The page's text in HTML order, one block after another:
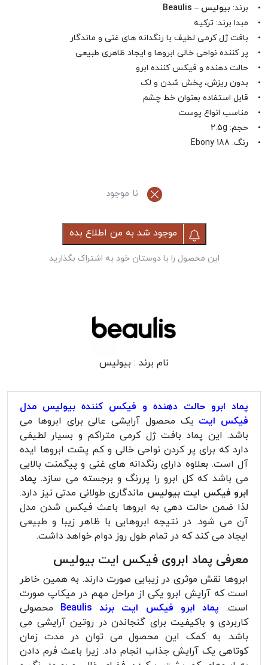
• برند: بیولیس – Beaulis
• مبدا برند: ترکیه
• بافت ژل کرمی لطیف با رنگدانه های غنی و ماندگار
• پر کننده نواحی خالی ابروها و ایجاد ظاهری طبیعی
• حالت دهنده و فیکس کننده ابرو
• بدون ریزش، پخش شدن و لک
• قابل استفاده بعنوان خط چشم
• مناسب انواع پوست
• حجم: 2.5g
• رنگ: 188 Ebony
نا موجود
موجود شد به من اطلاع بده
این محصول را با دوستان خود به اشتراک بگذارید
نام برند : بیولیس
پماد ابرو حالت دهنده و فیکس کننده بیولیس مدل
فیکس ایت یک محصول آرایشی عالی برای ابروها می
باشد. این پماد بافت ژل کرمی متراکم و بسیار لطیفی
دارد که برای پر کردن نواحی خالی و کم پشت ابروها ایده
آل است. بعلاوه دارای رنگدانه های غنی و پیگمنت بالایی
می باشد که کل ابرو را پررنگ و برجسته می سازد. پماد
ابرو فیکس ایت بیولیس ماندگاری طولانی مدتی نیز دارد.
لذا ضمن حالت دهی به ابروها باعث فیکس شدن مدل
آن می شود. در نتیجه ابروهایی با ظاهر زیبا و طبیعی
ایجاد می کند که در تمام طول روز دوام خواهد داشت.
معرفی پماد ابروی فیکس ایت بیولیس
ابروها نقش موثری در زیبایی صورت دارند. به همین خاطر
است که آرایش ابرو یکی از مراحل مهم در میکاپ صورت
است. پماد ابرو فیکس ایت برند Beaulis
محصولی
کاربردی و باکیفیت برای گنجاندن در روتین آرایشی می
باشد. به کمک این محصول می توان در مدت زمان
کوتاهی یک آرایش جذاب انجام داد. زیرا باعث فرم دادن